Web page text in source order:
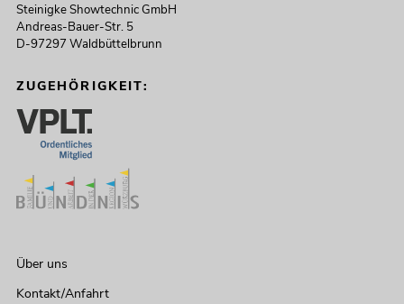
Steinigke Showtechnic GmbH
Andreas-Bauer-Str. 5
D-97297 Waldbüttelbrunn
ZUGEHÖRIGKEIT:
Über uns
Kontakt/Anfahrt